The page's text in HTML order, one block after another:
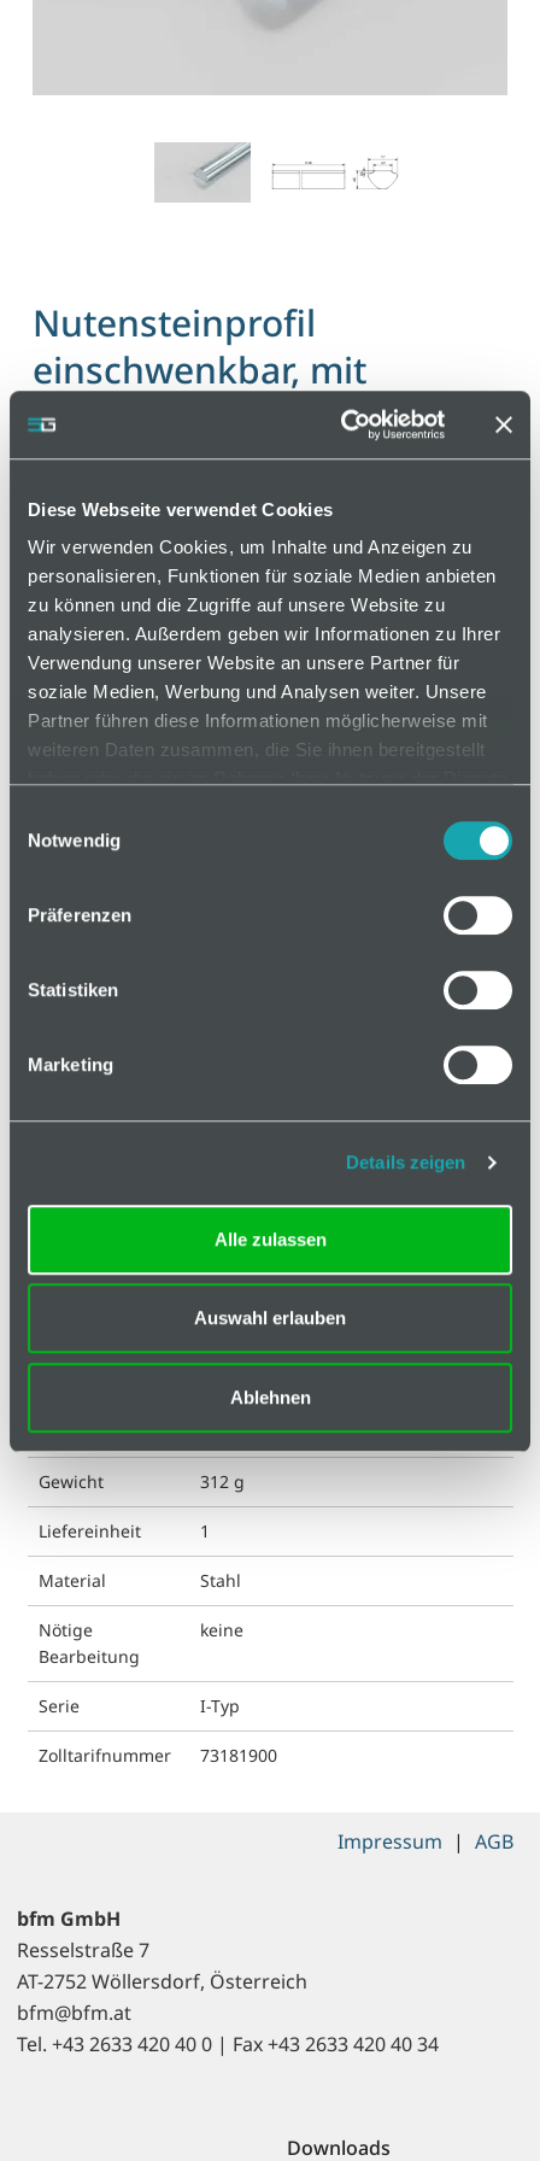
Diese Webseite verwendet Cookies
Wir verwenden Cookies, um Inhalte und Anzeigen zu
personalisieren, Funktionen für soziale Medien anbieten
zu können und die Zugriffe auf unsere Website zu
analysieren. Außerdem geben wir Informationen zu Ihrer
Verwendung unserer Website an unsere Partner für
soziale Medien, Werbung und Analysen weiter. Unsere
Partner führen diese Informationen möglicherweise mit
weiteren Daten zusammen, die Sie ihnen bereitgestellt
Notwendig
Präferenzen
Statistiken
Marketing
Details zeigen
Alle zulassen
Auswahl erlauben
Ablehnen
Nutensteinprofil
einschwenkbar, mit
Führungssteg, Nut 5
252200137
Nutensteine für die Befestigung von Bauteilen und
zum Einsatz in der Verbindungstechnik.
Varianten
auf Anfrage
Basis
Technische Spezifikation
ESD kompatibel nein
blank
Geeignet für Nut 5
Gewicht 312 g
Liefereinheit 1
Material Stahl
Nötige
Bearbeitung
keine
Serie I-Typ
Zolltarifnummer 73181900
bfm GmbH
Resselstraße 7
AT-2752 Wöllersdorf, Österreich
bfm@bfm.at
Tel. +43 2633 420 40 0 | Fax +43 2633 420 40 34
Downloads
Impressum | AGB